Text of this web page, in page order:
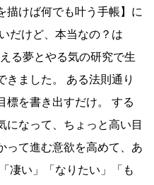
描けば何でも叶う手帳】に
だけど、本当なの？は
る夢とやる気の研究で生
きました。 ある法則通り
標を書き出すだけ。 する
になって、ちょっと高い目
って進む意欲を高めて、あ
凄い」「なりたい」「も